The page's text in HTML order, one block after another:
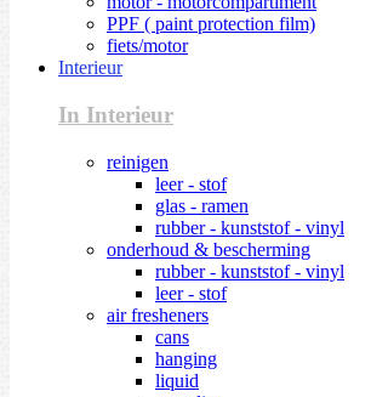
PPF ( paint protection film)
fiets/motor
Interieur
In Interieur
reinigen
leer - stof
glas - ramen
rubber - kunststof - vinyl
onderhoud & bescherming
rubber - kunststof - vinyl
leer - stof
air fresheners
cans
hanging
liquid